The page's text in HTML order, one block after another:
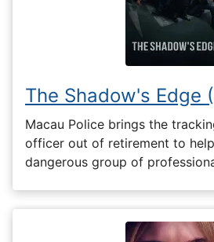
The Shadow's Edge
Macau Police brings the
officer out of retirement to
dangerous group of